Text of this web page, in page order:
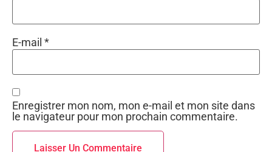
E-mail *
Enregistrer mon nom, mon e-mail et mon site dans
le navigateur pour mon prochain commentaire.